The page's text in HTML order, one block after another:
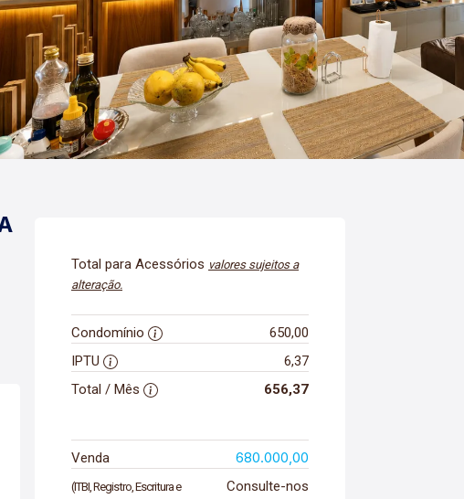
Total para Acessórios valores sujeitos a
alteração.
Condomínio
650,00
IPTU
6,37
Total / Mês
656,37
Venda 680.000,00
(ITBI, Registro, Escritura e
Consulte-nos